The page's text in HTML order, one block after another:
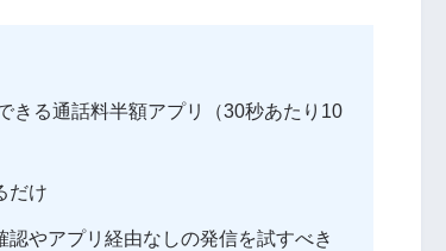
きる通話料半額アプリ（30秒あたり10
だけ
やアプリ経由なしの発信を試すべき